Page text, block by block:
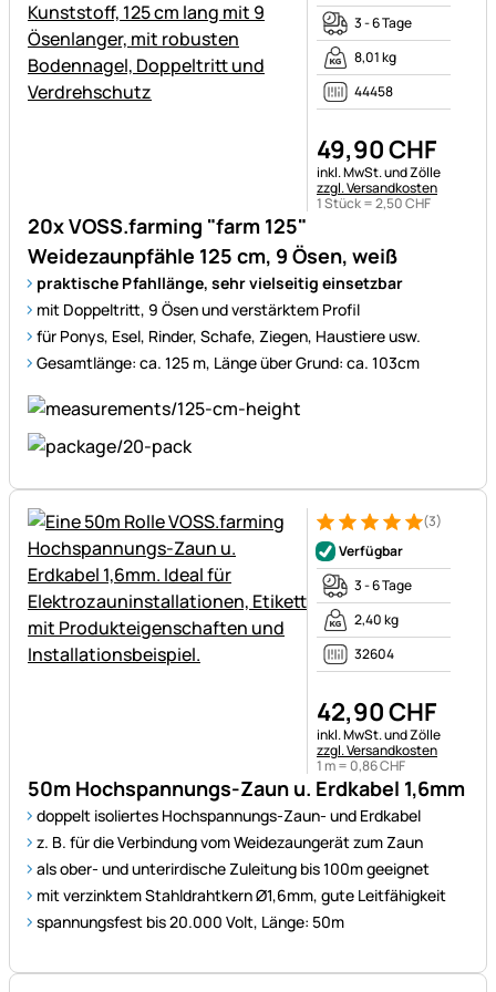
20x VOSS.farming "farm 125"
Weidezaunpfähle 125 cm, 9 Ösen, weiß
praktische Pfahllänge, sehr vielseitig einsetzbar
mit Doppeltritt, 9 Ösen und verstärktem Profil
für Ponys, Esel, Rinder, Schafe, Ziegen, Haustiere usw.
Gesamtlänge: ca. 125 m, Länge über Grund: ca. 103cm
3 - 6 Tage
8,01 kg
44458
49,90CHF
Steuerhinweis:
inkl. MwSt. und Zölle
zzgl. Versandkosten
1 Stück =2,50CHF
50m Hochspannungs-Zaun u. Erdkabel 1,6mm
doppelt isoliertes Hochspannungs-Zaun- und Erdkabel
z. B. für die Verbindung vom Weidezaungerät zum Zaun
als ober- und unterirdische Zuleitung bis 100m geeignet
mit verzinktem Stahldrahtkern Ø1,6mm, gute Leitfähigkeit
spannungsfest bis 20.000 Volt, Länge: 50m
Bewertung: 5 von 5 (3
3 Bewertungen
(3)
Verfügbar
3 - 6 Tage
2,40 kg
32604
42,90CHF
Steuerhinweis:
inkl. MwSt. und Zölle
zzgl. Versandkosten
1 m = 0,86CHF